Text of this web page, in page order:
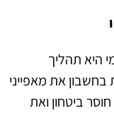
היא תהליך
את מאפייני
ביטחון ואת